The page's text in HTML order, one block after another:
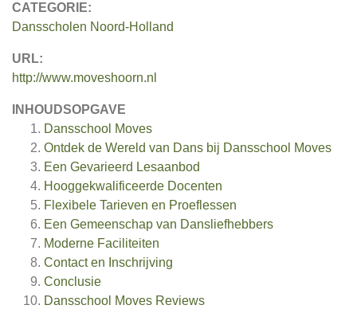
CATEGORIE:
Dansscholen Noord-Holland
URL:
http://www.moveshoorn.nl
INHOUDSOPGAVE
Dansschool Moves
Ontdek de Wereld van Dans bij Dansschool Moves
Een Gevarieerd Lesaanbod
Hooggekwalificeerde Docenten
Flexibele Tarieven en Proeflessen
Een Gemeenschap van Dansliefhebbers
Moderne Faciliteiten
Contact en Inschrijving
Conclusie
Dansschool Moves Reviews